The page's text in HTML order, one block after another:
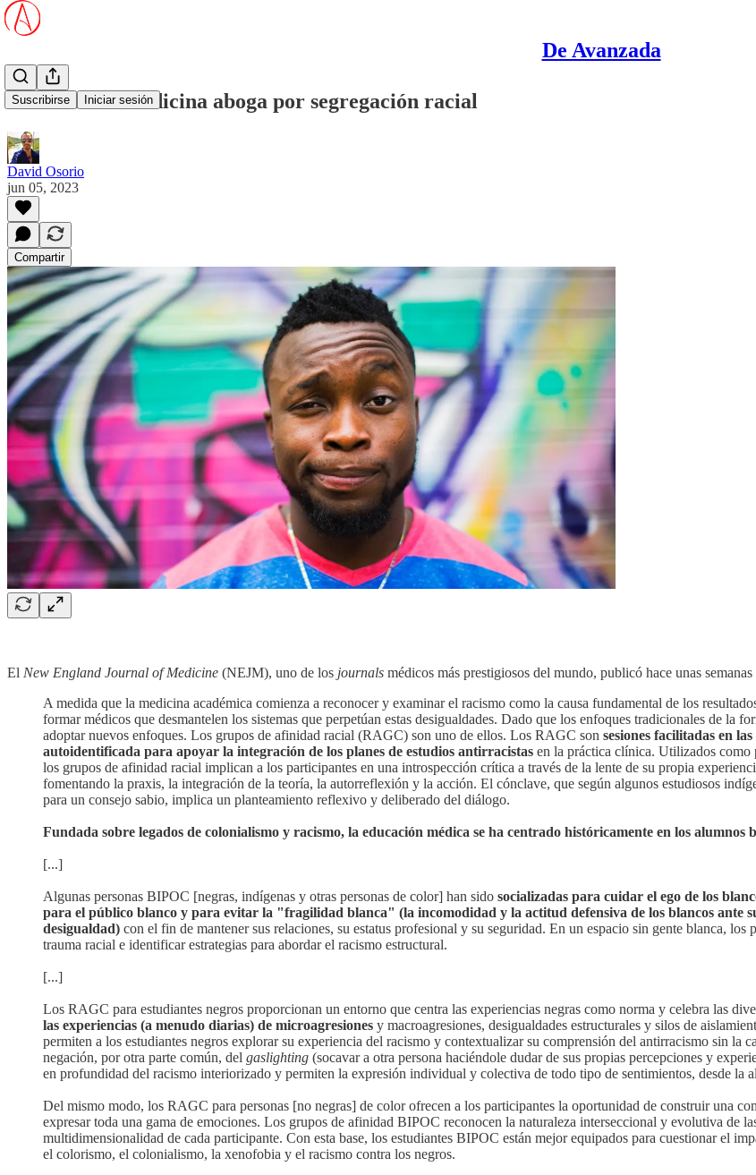
De Avanzada
Suscribirse Iniciar sesión
'Journal' de medicina aboga por segregación racial
David Osorio
jun 05, 2023
Compartir
El New England Journal of Medicine (NEJM), uno de los journals médicos más prestigiosos del mundo, publicó hace unas semanas
A medida que la medicina académica comienza a reconocer y examinar el racismo como la causa fundamental de los
formar médicos que desmantelen los sistemas que perpetúan estas desigualdades. Dado que los enfoques tradicionales de la
adoptar nuevos enfoques. Los grupos de afinidad racial (RAGC) son uno de ellos. Los RAGC son sesiones facilitadas en
autoidentificada para apoyar la integración de los planes de estudios antirracistas en la práctica clínica. Utilizados como
los grupos de afinidad racial implican a los participantes en una introspección crítica a través de la lente de su propia
fomentando la praxis, la integración de la teoría, la autorreflexión y la acción. El cónclave, que según algunos estudiosos
para un consejo sabio, implica un planteamiento reflexivo y deliberado del diálogo.
Fundada sobre legados de colonialismo y racismo, la educación médica se ha centrado históricamente en los
[...]
Algunas personas BIPOC [negras, indígenas y otras personas de color] han sido socializadas para cuidar el ego de los
para el público blanco y para evitar la "fragilidad blanca" (la incomodidad y la actitud defensiva de los blancos ante
desigualdad) con el fin de mantener sus relaciones, su estatus profesional y su seguridad. En un espacio sin gente blanca,
trauma racial e identificar estrategias para abordar el racismo estructural.
[...]
Los RAGC para estudiantes negros proporcionan un entorno que centra las experiencias negras como norma y celebra las
las experiencias (a menudo diarias) de microagresiones y macroagresiones, desigualdades estructurales y silos de
permiten a los estudiantes negros explorar su experiencia del racismo y contextualizar su comprensión del antirracismo sin la
negación, por otra parte común, del gaslighting (socavar a otra persona haciéndole dudar de sus propias percepciones y
en profundidad del racismo interiorizado y permiten la expresión individual y colectiva de todo tipo de sentimientos, desde la
Del mismo modo, los RAGC para personas [no negras] de color ofrecen a los participantes la oportunidad de construir una
expresar toda una gama de emociones. Los grupos de afinidad BIPOC reconocen la naturaleza interseccional y evolutiva de
multidimensionalidad de cada participante. Con esta base, los estudiantes BIPOC están mejor equipados para cuestionar el
el colorismo, el colonialismo, la xenofobia y el racismo contra los negros.